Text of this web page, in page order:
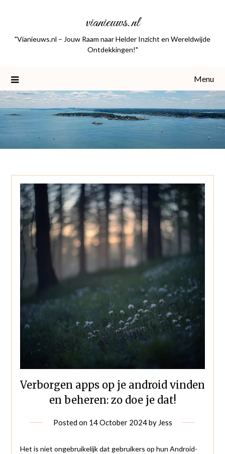
vianieuws.nl
"Vianieuws.nl – Jouw Raam naar Helder Inzicht en Wereldwijde
Ontdekkingen!"
Menu
Verborgen apps op je android vinden
en beheren: zo doe je dat!
Posted on 14 October 2024by Jess
Het is niet ongebruikelijk dat gebruikers op hun Android-